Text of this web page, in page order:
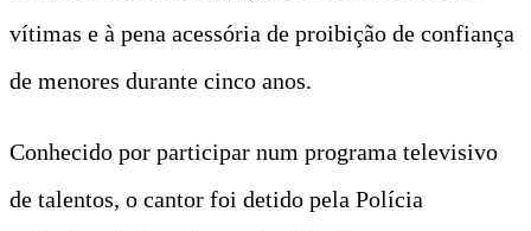
vítimas e à pena acessória de proibição de confiança
de menores durante cinco anos.
Conhecido por participar num programa televisivo
de talentos, o cantor foi detido pela Polícia